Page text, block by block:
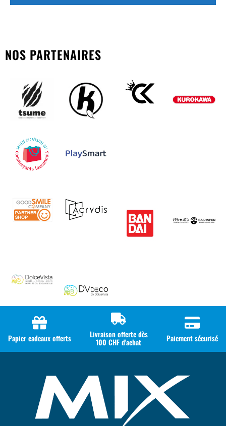
NOS PARTENAIRES
Papier cadeaux offerts Livraison offerte dès
100 CHF d'achat Paiement sécurisé